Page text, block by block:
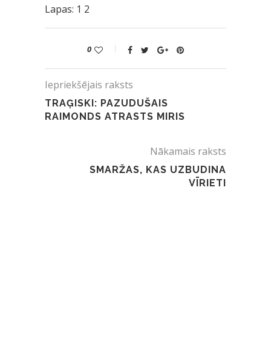
Lapas: 1 2
0
Iepriekšējais raksts
TRAĢISKI: PAZUDUŠAIS
RAIMONDS ATRASTS MIRIS
Nākamais raksts
SMARŽAS, KAS UZBUDINA
VĪRIETI